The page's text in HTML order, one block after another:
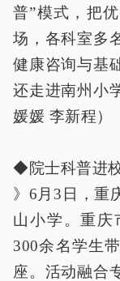
普”模式，把
场，各科室多
健康咨询与基
还走进南州小
媛媛 李新程）
◆院士科普进
》6月3日，重
山小学。重庆
300余名学生
座。活动融合